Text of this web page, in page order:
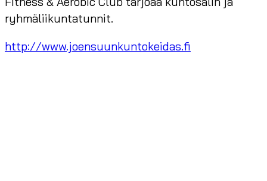
ryhmäliikuntatunnit.
http://www.joensuunkuntokeidas.fi